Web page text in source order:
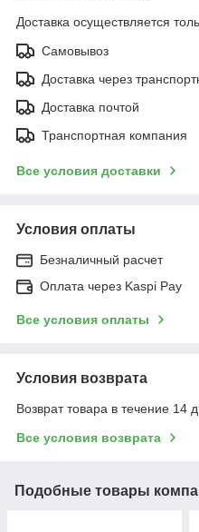
Доставка осуществляется
Самовывоз
Доставка через
Доставка почтой
Транспортная компания
Все условия доставки
Условия оплаты
Безналичный расчет
Оплата через Kaspi Pay
Все условия оплаты
Условия возврата
Возврат товара в течение 14
Все условия возврата
Подобные товары